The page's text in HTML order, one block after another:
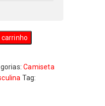
Camiseta
Tag: